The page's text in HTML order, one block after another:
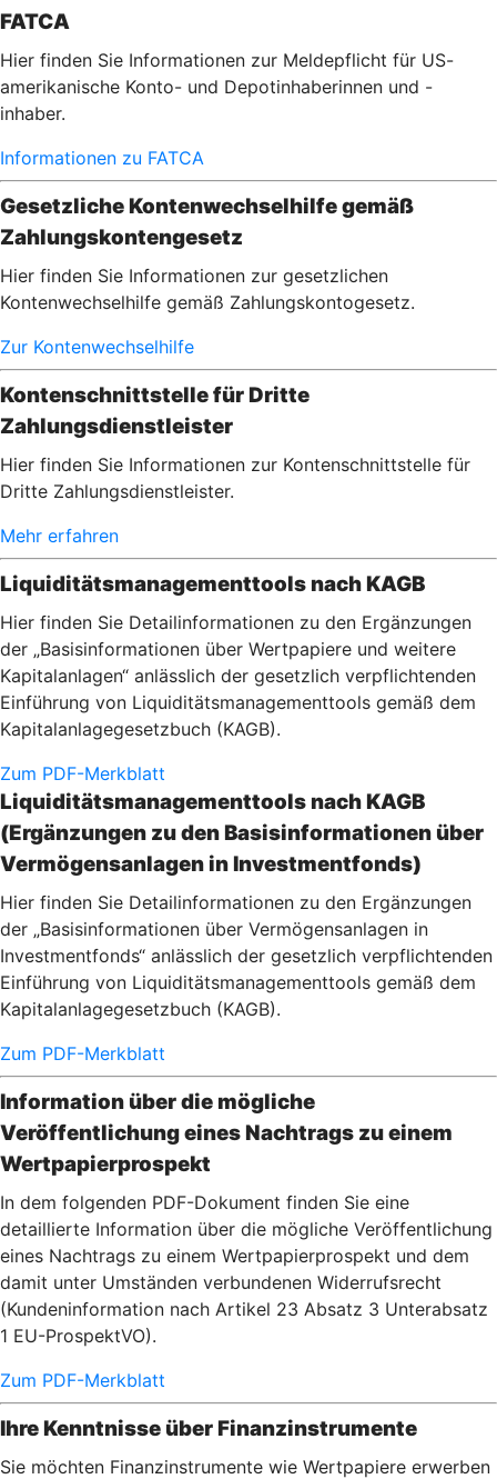
FATCA
Hier finden Sie Informationen zur Meldepflicht für US-
amerikanische Konto- und Depotinhaberinnen und -
inhaber.
Informationen zu FATCA
Gesetzliche Kontenwechselhilfe gemäß
Zahlungskontengesetz
Hier finden Sie Informationen zur gesetzlichen
Kontenwechselhilfe gemäß Zahlungskontogesetz.
Zur Kontenwechselhilfe
Kontenschnittstelle für Dritte
Zahlungsdienstleister
Hier finden Sie Informationen zur Kontenschnittstelle für
Dritte Zahlungsdienstleister.
Mehr erfahren
Liquiditätsmanagementtools nach KAGB
Hier finden Sie Detailinformationen zu den Ergänzungen
der „Basisinformationen über Wertpapiere und weitere
Kapitalanlagen“ anlässlich der gesetzlich verpflichtenden
Einführung von Liquiditätsmanagementtools gemäß dem
Kapitalanlagegesetzbuch (KAGB).
Zum PDF-Merkblatt
Liquiditätsmanagementtools nach KAGB
(Ergänzungen zu den Basisinformationen über
Vermögensanlagen in Investmentfonds)
Hier finden Sie Detailinformationen zu den Ergänzungen
der „Basisinformationen über Vermögensanlagen in
Investmentfonds“ anlässlich der gesetzlich verpflichtenden
Einführung von Liquiditätsmanagementtools gemäß dem
Kapitalanlagegesetzbuch (KAGB).
Zum PDF-Merkblatt
Information über die mögliche
Veröffentlichung eines Nachtrags zu einem
Wertpapierprospekt
In dem folgenden PDF-Dokument finden Sie eine
detaillierte Information über die mögliche Veröffentlichung
eines Nachtrags zu einem Wertpapierprospekt und dem
damit unter Umständen verbundenen Widerrufsrecht
(Kundeninformation nach Artikel 23 Absatz 3 Unterabsatz
1 EU-ProspektVO).
Zum PDF-Merkblatt
Ihre Kenntnisse über Finanzinstrumente
Sie möchten Finanzinstrumente wie Wertpapiere erwerben